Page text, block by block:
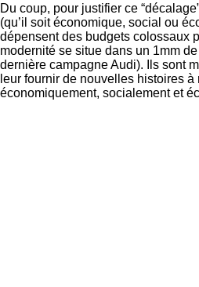
Du coup, pour justifier ce
(qu’il soit économique, social ou
dépensent des budgets colossaux
modernité se situe dans un 1mm
dernière campagne Audi). Ils sont
leur fournir de nouvelles histoires à
économiquement, socialement et